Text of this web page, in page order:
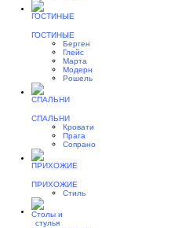
ГОСТИНЫЕ
Берген
Глейс
Марта
Модерн
Рошель
СПАЛЬНИ
Кровати
Прага
Сопрано
ПРИХОЖИЕ
Стиль